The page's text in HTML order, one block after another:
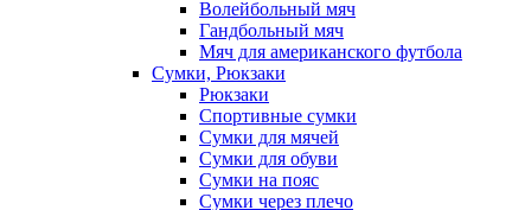
Волейбольный мяч
Гандбольный мяч
Мяч для американского футбола
Сумки, Рюкзаки
Рюкзаки
Спортивные сумки
Сумки для мячей
Сумки для обуви
Сумки на пояс
Сумки через плечо